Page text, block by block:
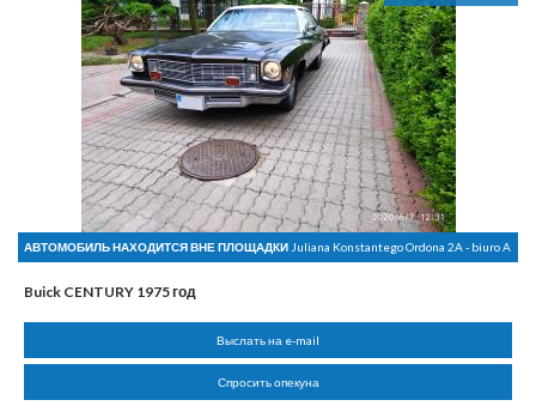
АВТОМОБИЛЬ НАХОДИТСЯ ВНЕ ПЛОЩАДКИJuliana Konstantego Ordona 2A - biuro A
Buick CENTURY 1975 год
Выслать на e-mail
Спросить опекуна